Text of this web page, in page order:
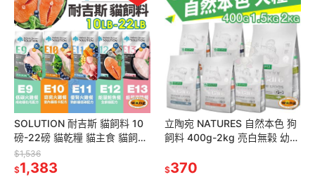
SOLUTION 耐吉斯 貓飼料 10
磅-22磅 貓乾糧 貓主食 貓飼料
『林口旗艦店』
$1,536
$1,383
立陶宛 NATURES 自然本色 狗
飼料 400g-2kg 亮白無榖 幼犬
『WANG』
$370